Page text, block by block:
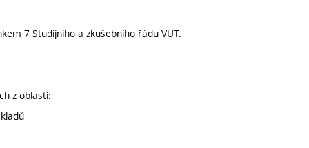
7 Studijního a zkušebního řádu VUT.
z oblasti: